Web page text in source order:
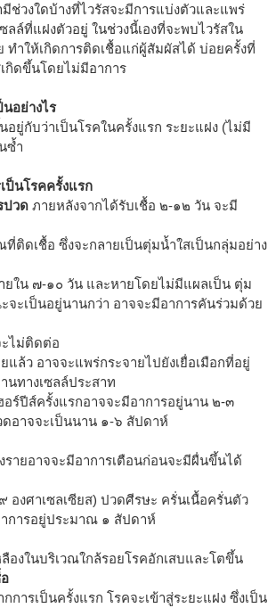
ช่วงใดบ้างที่ไวรัสจะมีการแบ่งตัวและแพร่
ลล์ที่แฝงตัวอยู่ ในช่วงนี้เองที่จะพบไวรัสใน
ทำให้เกิดการติดเชื้อแก่ผู้สัมผัสได้ บ่อยครั้งที่
กิดขึ้นโดยไม่มีอาการ
นอย่างไร
อยู่กับว่าเป็นโรคในครั้งแรก ระยะแฝง (ไม่มี
ซ้ำ
ป็นโรคครั้งแรก
ปวด ภายหลังจากได้รับเชื้อ ๒-๑๒ วัน จะมี
ติดเชื้อ ซึ่งจะกลายเป็นตุ่มน้ำใสเป็นกลุ่มอย่าง
ยใน ๗-๑๐ วัน และหายโดยไม่มีแผลเป็น ตุ่ม
ะเป็นอยู่นานกว่า อาจจะมีอาการคันร่วมด้วย
ะไม่ติดต่อ
ยแล้ว อาจจะแพร่กระจายไปยังเยื่อเมือกที่อยู่
นทางเซลล์ประสาท
อร์ปีส์ครั้งแรกอาจจะมีอาการอยู่นาน ๒-๓
อาจจะเป็นนาน ๑-๖ สัปดาห์
รายอาจจะมีอาการเตือนก่อนจะมีผื่นขึ้นได้
องศาเซลเซียส) ปวดศีรษะ ครั่นเนื้อครั่นตัว
การอยู่ประมาณ ๑ สัปดาห์
องในบริเวณใกล้รอยโรคอักเสบและโตขึ้น
การเป็นครั้งแรก โรคจะเข้าสู่ระยะแฝง ซึ่งเป็น